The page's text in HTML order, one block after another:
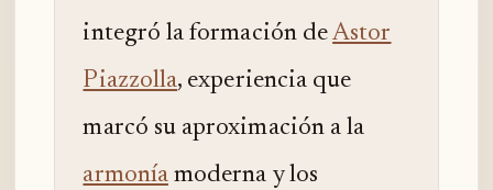
integró la formación deAstor
Piazzolla, experiencia que
marcó su aproximación a la
armoníamoderna y los